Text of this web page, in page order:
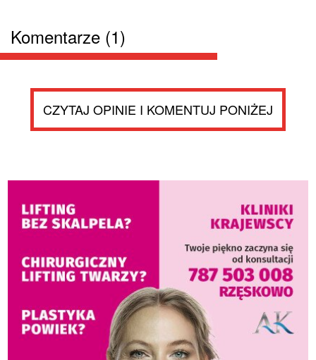
Komentarze (1)
CZYTAJ OPINIE I KOMENTUJ PONIŻEJ